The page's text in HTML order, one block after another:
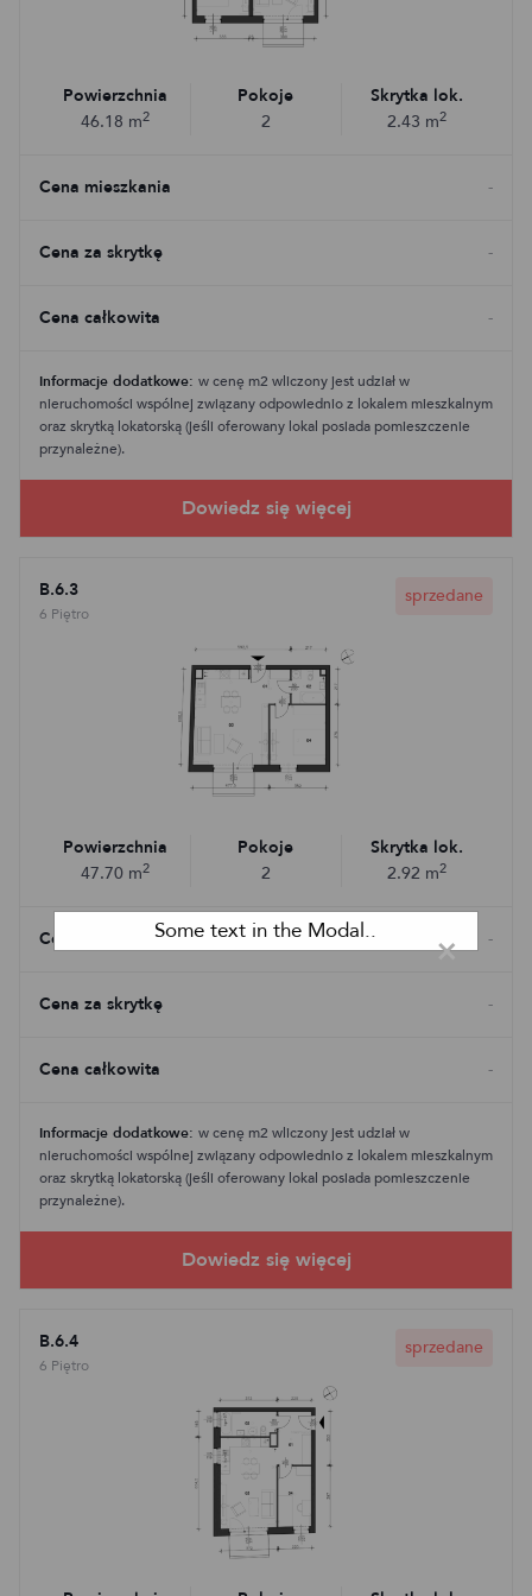
Powierzchnia
46.18 m2
Pokoje
2
Skrytka lok.
2.43 m2
Cena mieszkania -
Cena za skrytkę -
Cena całkowita -
Informacje dodatkowe: w cenę m2 wliczony jest udział w
nieruchomości wspólnej związany odpowiednio z lokalem mieszkalnym
oraz skrytką lokatorską (jeśli oferowany lokal posiada pomieszczenie
przynależne).
B.6.3
6 Piętro
sprzedane
Powierzchnia
47.70 m2
Pokoje
2
Skrytka lok.
2.92 m2
Cena mieszkania -
Cena za skrytkę -
Cena całkowita -
Informacje dodatkowe: w cenę m2 wliczony jest udział w
nieruchomości wspólnej związany odpowiednio z lokalem mieszkalnym
oraz skrytką lokatorską (jeśli oferowany lokal posiada pomieszczenie
przynależne).
B.6.4
6 Piętro
sprzedane
×
Some text in the Modal..